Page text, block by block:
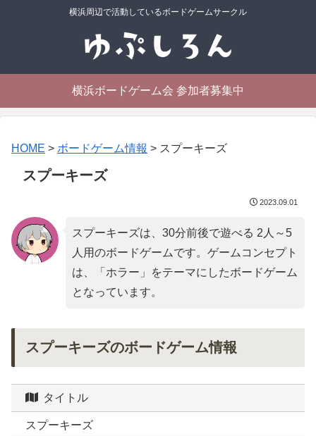
横浜周辺で活動しているボードゲームサークル
横浜ボードゲーム会 参加者募集中
HOME > ボードゲーム情報 > スプーキーズ
スプーキーズ
2023.09.01
スプーキーズは、30分前後で遊べる 2人～5
人用のボードゲームです。ゲームコンセプト
は、「 ホラー 」をテーマにしたボードゲーム
となっています。
スプーキーズのボードゲーム情報
タイトル
スプーキーズ